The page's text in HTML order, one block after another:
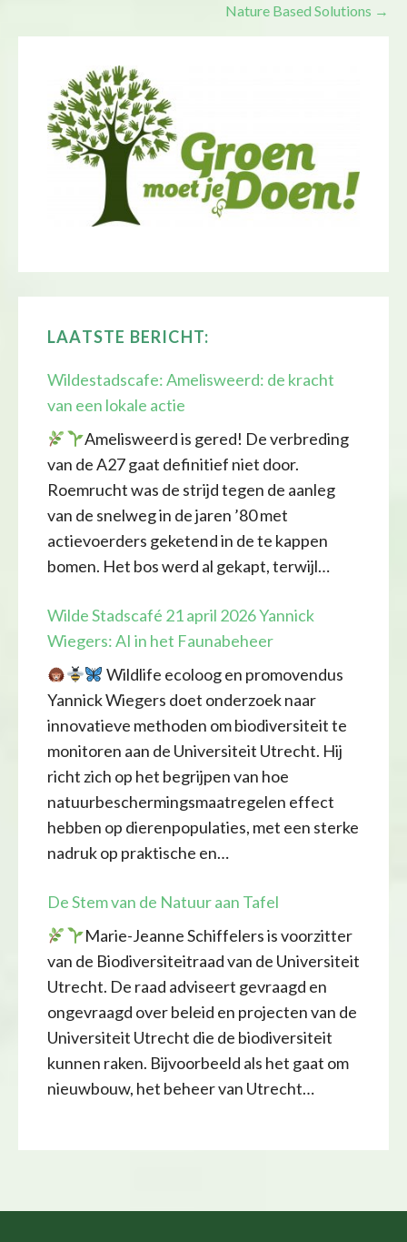
Nature Based Solutions →
LAATSTE BERICHT:
Wildestadscafe: Amelisweerd: de kracht
van een lokale actie
Amelisweerd is gered! De verbreding
van de A27 gaat definitief niet door.
Roemrucht was de strijd tegen de aanleg
van de snelweg in de jaren ’80 met
actievoerders geketend in de te kappen
bomen. Het bos werd al gekapt, terwijl…
Wilde Stadscafé 21 april 2026 Yannick
Wiegers: AI in het Faunabeheer
Wildlife ecoloog en promovendus
Yannick Wiegers doet onderzoek naar
innovatieve methoden om biodiversiteit te
monitoren aan de Universiteit Utrecht. Hij
richt zich op het begrijpen van hoe
natuurbeschermingsmaatregelen effect
hebben op dierenpopulaties, met een sterke
nadruk op praktische en…
De Stem van de Natuur aan Tafel
Marie-Jeanne Schiffelers is voorzitter
van de Biodiversiteitraad van de Universiteit
Utrecht. De raad adviseert gevraagd en
ongevraagd over beleid en projecten van de
Universiteit Utrecht die de biodiversiteit
kunnen raken. Bijvoorbeeld als het gaat om
nieuwbouw, het beheer van Utrecht…